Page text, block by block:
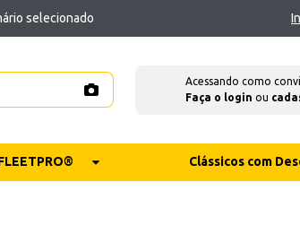
selecionado
Acessando como
Faça o login ou
Clássicos com